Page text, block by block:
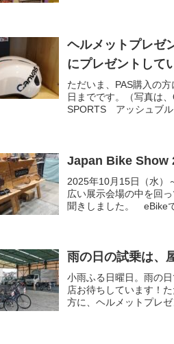
ヘルメットプレゼ
にプレゼントして
ただいま、PAS購入の
日までです。（写真は
SPORTS アッシュブ
Japan Bike
2025年10月15日（水
広い展示会場の中を回
聞きしました。 eBike
雨の日の試乗は、
小雨ふる日曜日。雨の
店お待ちしています！
方に、ヘルメットプレ